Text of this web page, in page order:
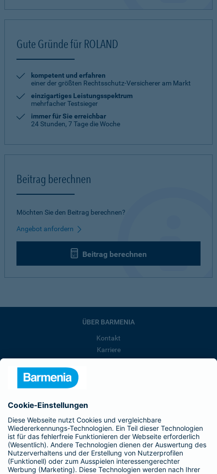
Gute Gründe für ROLAND
kompetent und erfahren
einer der größten Rechtsschutz-Versicherer am Markt
einzigartiges Leistungsspektrum
mehrfacher Testsieger
immer für Sie erreichbar
24 Stunden, 7 Tage die Woche
Beitrag berechnen
Möchten Sie den Beitrag berechnen?
Angebot anfordern
Beitrag berechnen
ÜBER BARMENIA
Kontakt
Karriere
Barmenia ist Teil der BarmeniaGothaer
BELIEBTE SEITEN
Kranken-Zusatzversicherung
Tierversicherungen
Haftpflichtversicherung